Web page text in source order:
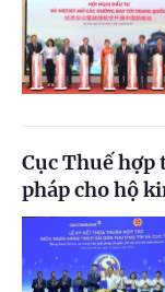
Cục Thuế hợp
pháp cho hộ